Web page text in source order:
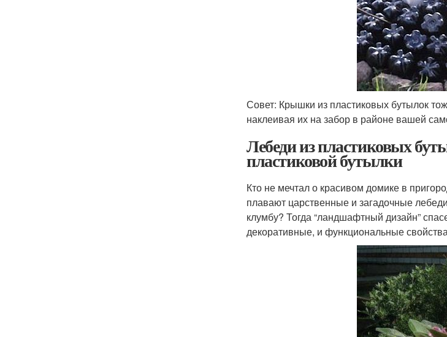
Совет: Крышки из пластиковых бутылок
наклеивая их на забор в районе вашей
Лебеди из пластиковых
пластиковой бутылки
Кто не мечтал о красивом домике в
плавают царственные и загадочные
клумбу? Тогда “ландшафтный дизайн”
декоративные, и функциональные